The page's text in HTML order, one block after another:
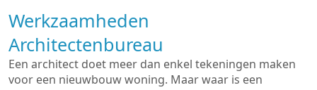
Werkzaamheden
Architectenbureau
Een architect doet meer dan enkel tekeningen maken
voor een nieuwbouw woning. Maar waar is een